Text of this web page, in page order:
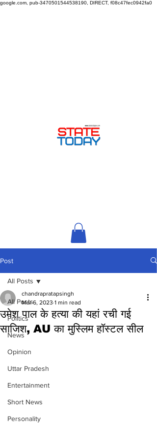
google.com, pub-3470501544538190, DIRECT, f08c47fec0942fa0
Post
All Posts
Politics
News
Opinion
Uttar Pradesh
Entertainment
Short News
Personality
All Posts
उमेश पाल के हत्या की यहां रची गई
साजिश, AU का मुस्लिम हॉस्टल सील
chandrapratapsingh
Mar 6, 2023 1 min read